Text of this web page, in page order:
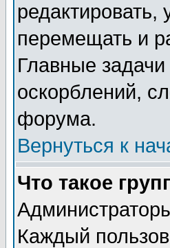
редактировать,
перемещать и
Главные
оскорблений,
форума.
Вернуться к
Что такое
Каждый